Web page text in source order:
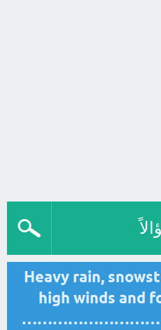
Heavy rain,
high winds and